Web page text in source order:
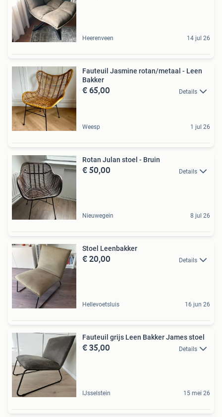
Heerenveen 14 jul 26
Fauteuil Jasmine rotan/metaal - Leen
Bakker
€ 65,00 Details
Weesp 1 jul 26
Rotan Julan stoel - Bruin
€ 50,00 Details
Nieuwegein 8 jul 26
Stoel Leenbakker
€ 20,00 Details
Hellevoetsluis 16 jun 26
Fauteuil grijs Leen Bakker James stoel
€ 35,00 Details
IJsselstein 15 mei 26